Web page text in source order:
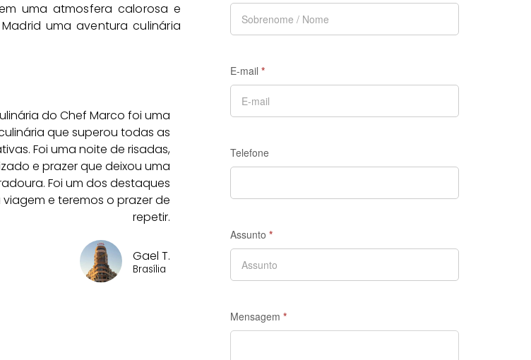
uma atmosfera calorosa e
uma aventura culinária
do Chef Marco foi uma
que superou todas as
Foi uma noite de risadas,
e prazer que deixou uma
Foi um dos destaques
e teremos o prazer de
repetir.
Gael T.
Brasília
E-mail *
Telefone
Assunto *
Mensagem *